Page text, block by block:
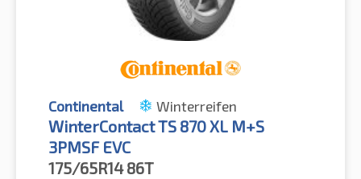
Continental Winterreifen
WinterContact TS 870 XL M+S
3PMSF EVC
175/65R14 86T